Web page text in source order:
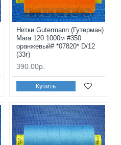
Нитки Gutermann (Гутерман)
Mara 120 1000м #350
оранжевый# *07820* D/12
(33г)
390.00р.
Купить